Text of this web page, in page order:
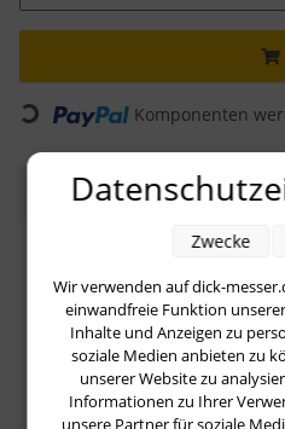
Loading... Komponenten
Beschreibung
Serie vonDickkann man
Effekteerzielen. ...denn
Aus einem Stück Stahl
ergonomischgeformt sind
für Profis und ambitionierte
Wir verwenden auf dick-
einwandfreie Funktion
Inhalte und Anzeigen zu
soziale Medien anbieten zu
unserer Website zu
Informationen zu Ihrer
unsere Partner für soziale
Zwecke